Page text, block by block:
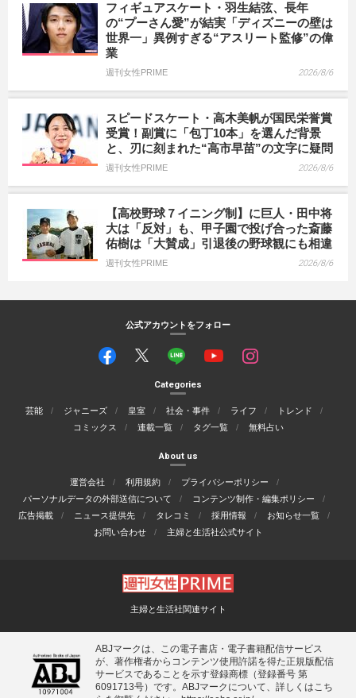
フィギュアスケート・羽生結弦、長年
の“プーさん愛”が結実「ディズニーの壁は
世界一」異例すぎる“アスリート監修”の偉
業
週刊女性PRIME 2026/8/6
スピードスケート・高木美帆が国民栄誉賞
受賞！副賞に「包丁10本」を選んだ背景
と、刃に刻まれた“高市早苗”の文字に疑問
週刊女性PRIME 2026/8/6
【高校野球７イニング制】に巨人・田中将
大は「反対」も、甲子園で投げ合った斎藤
佑樹は「大賛成」引退後の野球観にも相違
週刊女性PRIME 2026/8/6
公式アカウントをフォロー
Categories
芸能 ジャニーズ 皇室 社会・事件 ライフ
トレンド
コミックス
連載一覧 タグ一覧 無料占い
About us
運営会社 利用規約
プライバシーポリシー
パーソナルデータの外部送信について
コンテンツ制作・編集ポリシー
広告掲載
ニュース提供先 タレコミ 採用情報
お知らせ一覧
お問い合わせ
主婦と生活社公式サイト
主婦と生活社関連サイト
ABJマークは、この電子書店・電子書籍配信サービス
が、著作権者からコンテンツ使用許諾を得た正規版配信
サービスであることを示す登録商標（登録番号 第
6091713号）です。ABJマークについて、詳しくはこち